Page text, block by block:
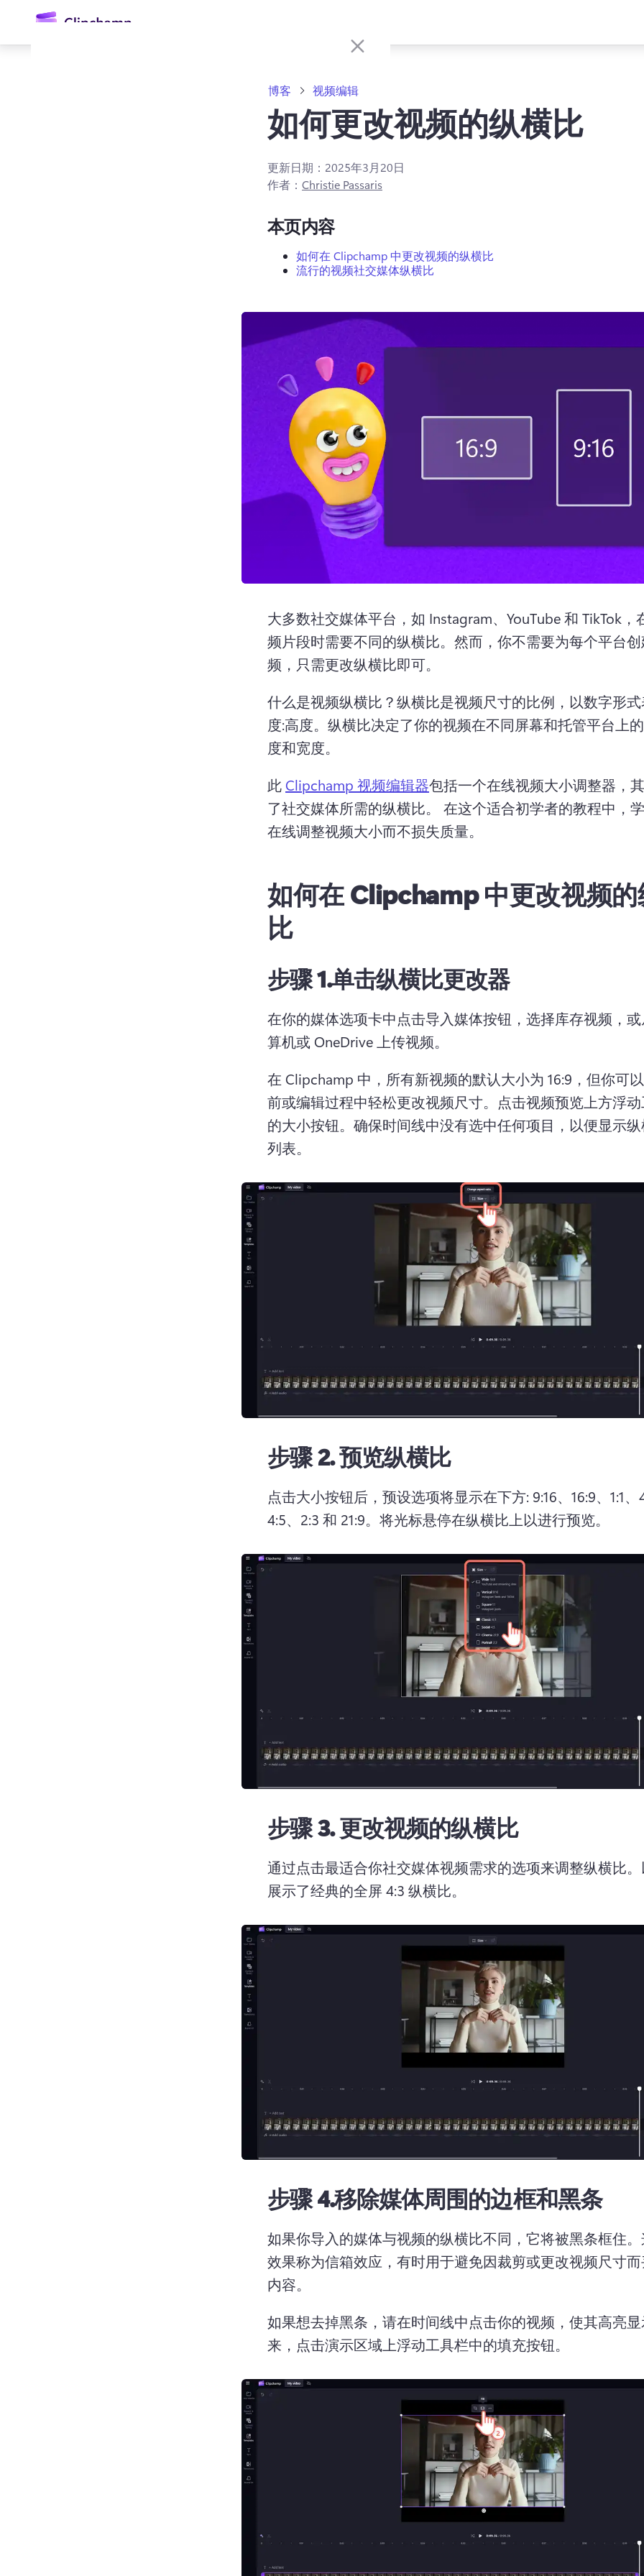
容
博客 视频编辑
如何更改视频的纵横比
更新日期： 2025年3月20日
作者： Christie Passaris
本页内容
如何在 Clipchamp 中更改视频的纵横比
流行的视频社交媒体纵横比
大多数社交媒体平台，如 Instagram、YouTube 和 TikTok，
频片段时需要不同的纵横比。 然而，你不需要为每个平台
频，只需更改纵横比即可。
什么是视频纵横比？纵横比是视频尺寸的比例，以数字形
度:高度。 纵横比决定了你的视频在不同屏幕和托管平台上
度和宽度。
此 Clipchamp 视频编辑器包括一个在线视频大小调整器，
了社交媒体所需的纵横比。 在这个适合初学者的教程中，
在线调整视频大小而不损失质量。
如何在 Clipchamp 中更改视频
比
步骤 1.单击纵横比更改器
在你的媒体选项卡中点击导入媒体按钮，选择库存视频，
算机或 OneDrive 上传视频。
在 Clipchamp 中，所有新视频的默认大小为 16:9，但你可
前或编辑过程中轻松更改视频尺寸。
点击视频预览上方浮
的大小按钮。 确保时间线中没有选中任何项目，以便显示
列表。
步骤 2.预览纵横比
点击大小按钮后，预设选项将显示在下方: 9:16、16:9、1:1、
4:5、2:3 和 21:9。 将光标悬停在纵横比上以进行预览。
步骤 3.更改视频的纵横比
通过点击最适合你社交媒体视频需求的选项来调整纵横比。
展示了经典的全屏 4:3 纵横比。
步骤 4.移除媒体周围的边框和黑条
如果你导入的媒体与视频的纵横比不同，它将被黑条框住。
效果称为信箱效应，有时用于避免因裁剪或更改视频尺寸
内容。
如果想去掉黑条，请在时间线中点击你的视频，使其高亮
来，点击演示区域上浮动工具栏中的填充按钮。